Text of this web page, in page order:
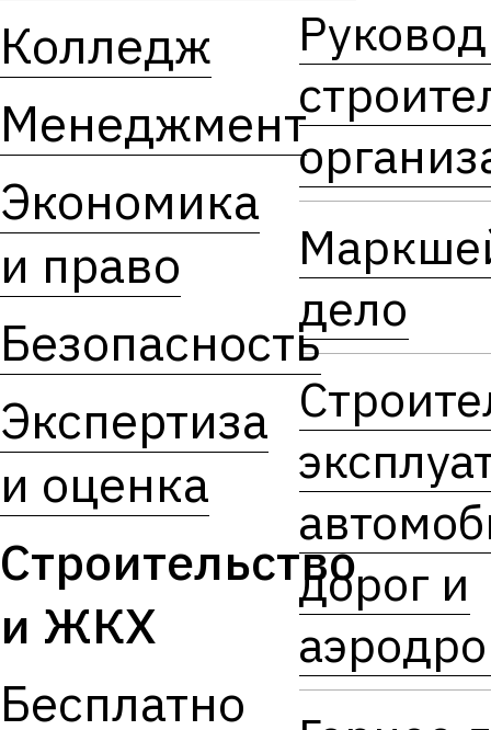
Колледж
Менеджмент
Экономика
и право
Безопасность
Экспертиза
и оценка
Строительство
и ЖКХ
Бесплатно
дело
дорог и